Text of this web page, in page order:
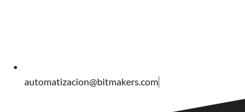
automatizacion@bitmakers.com